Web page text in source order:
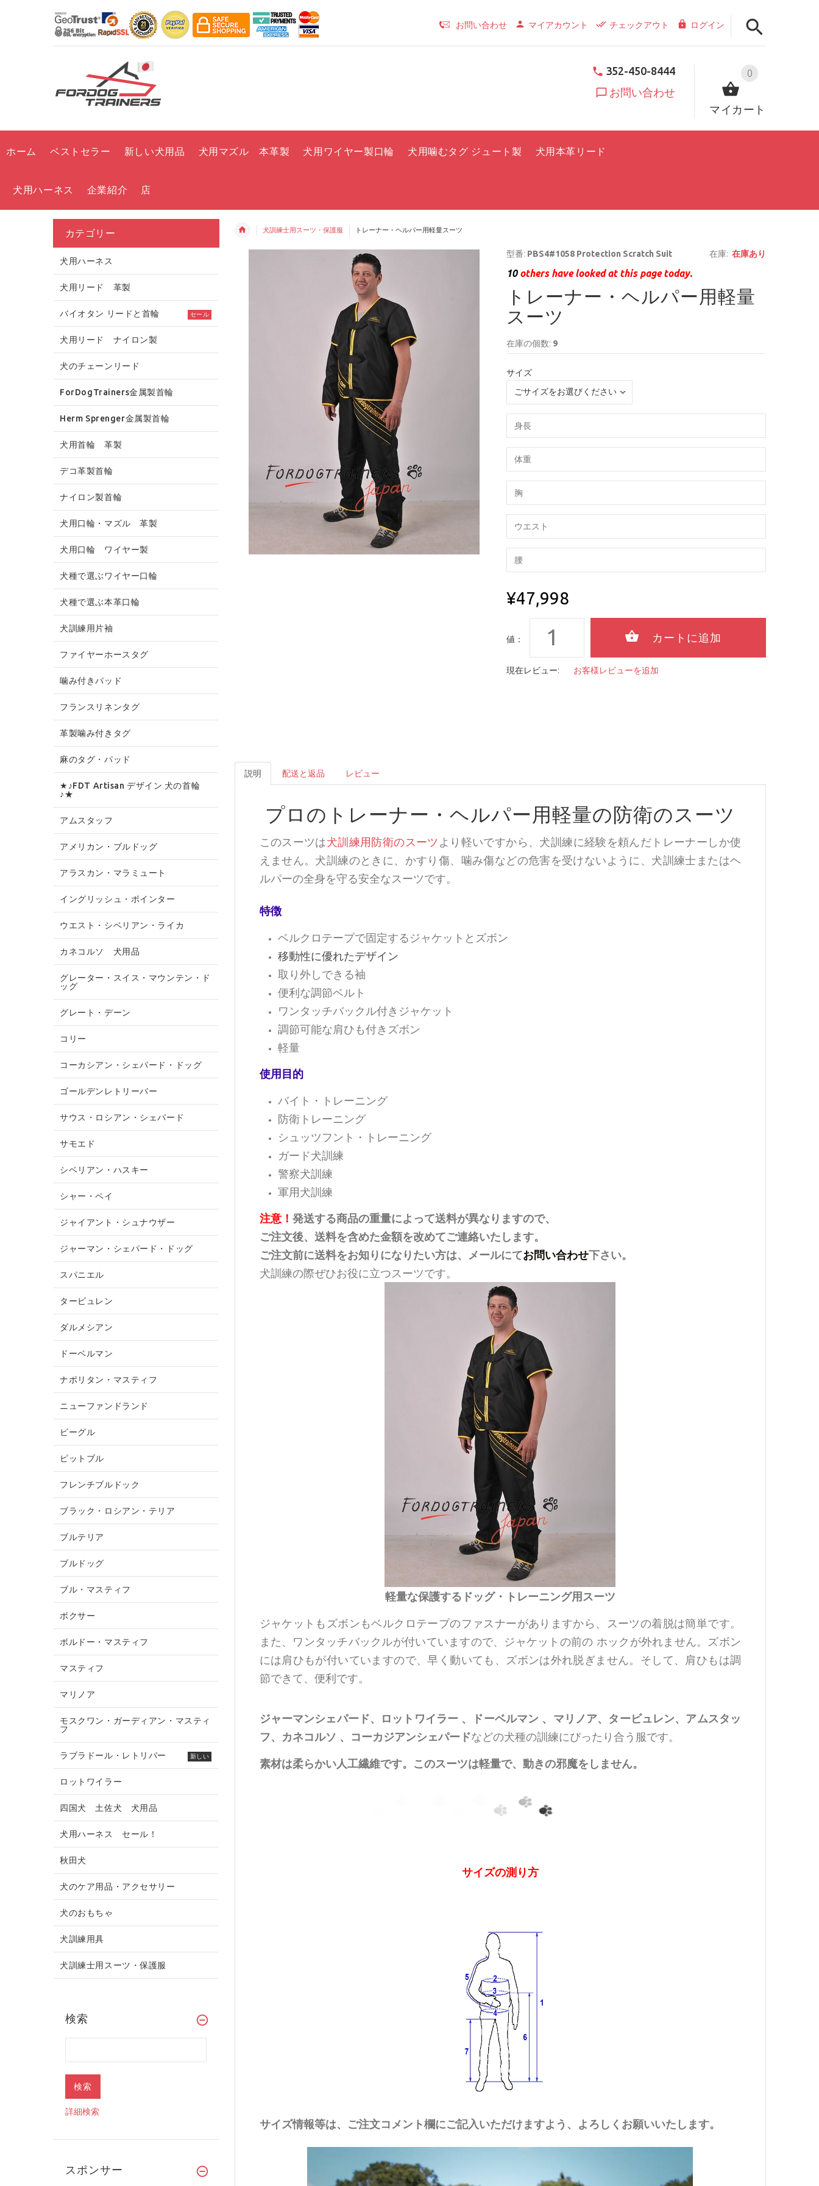
お問い合わせ マイアカウント チェックアウト ログイン
0
マイカート
352-450-8444
お問い合わせ
ホーム ベストセラー 新しい犬用品 犬用マズル 本革製 犬用ワイヤー製口輪 犬用噛むタグ ジュート製 犬用本革リード
犬用ハーネス 企業紹介 店
犬訓練士用スーツ・保護服 トレーナー・ヘルパー用軽量スーツ
型番: PBS4#1058 Protection Scratch Suit 在庫: 在庫あり
10others have looked at this page today.
トレーナー・ヘルパー用軽量
スーツ
在庫の個数: 9
サイズ
¥47,998
値：
現在レビュー: お客様レビューを追加
説明 配送と返品 レビュー
プロのトレーナー・ヘルパー用軽量の防衛のスーツ
このスーツは犬訓練用防衛のスーツ より軽いですから、犬訓練に経験を頼んだトレーナーしか使
えません。犬訓練のときに、かすり傷、噛み傷などの危害を受けないように、犬訓練士またはヘ
ルパーの全身を守る安全なスーツです。
特徴
ベルクロテープで固定するジャケットとズボン
移動性に優れたデザイン
取り外しできる袖
便利な調節ベルト
ワンタッチバックル付きジャケット
調節可能な肩ひも付きズボン
軽量
使用目的
バイト・トレーニング
防衛トレーニング
シュッツフント・トレーニング
ガード犬訓練
警察犬訓練
軍用犬訓練
注意！ 発送する商品の重量によって送料が異なりますので、
ご注文後、送料を含めた金額を改めてご連絡いたします。
ご注文前に送料をお知りになりたい方は、メールにてお問い合わせ下さい。
犬訓練の際ぜひお役に立つスーツです。
軽量な保護するドッグ・トレーニング用スーツ
ジャケットもズボンもベルクロテープのファスナーがありますから、スーツの着脱は簡単です。
また、ワンタッチバックルが付いていますので、ジャケットの前の ホックが外れません。ズボン
には肩ひもが付いていますので、早く動いても、ズボンは外れ脱ぎません。そして、肩ひもは調
節できて、便利です。
ジャーマンシェパード、ロットワイラー 、ドーベルマン 、マリノア、タービュレン、アムスタッ
フ、カネコルソ 、コーカジアンシェパードなどの犬種の訓練にぴったり合う服です。
素材は柔らかい人工繊維です。このスーツは軽量で、動きの邪魔をしません。
サイズの測り方
サイズ情報等は、ご注文コメント欄にご記入いただけますよう、よろしくお願いいたします。
カテゴリー
犬用ハーネス
犬用リード 革製
バイオタン リードと首輪 セール
犬用リード ナイロン製
犬のチェーンリード
ForDogTrainers金属製首輪
Herm Sprenger金属製首輪
犬用首輪 革製
デコ革製首輪
ナイロン製首輪
犬用口輪・マズル 革製
犬用口輪 ワイヤー製
犬種で選ぶワイヤー口輪
犬種で選ぶ本革口輪
犬訓練用片袖
ファイヤーホースタグ
噛み付きパッド
フランスリネンタグ
革製噛み付きタグ
麻のタグ・パッド
★♪FDT Artisan デザイン 犬の首輪
♪★
アムスタッフ
アメリカン・ブルドッグ
アラスカン・マラミュート
イングリッシュ・ポインター
ウエスト・シベリアン・ライカ
カネコルソ 犬用品
グレーター・スイス・マウンテン・ド
ッグ
グレート・デーン
コリー
コーカシアン・シェパード・ドッグ
ゴールデンレトリーバー
サウス・ロシアン・シェパード
サモエド
シベリアン・ハスキー
シャー・ペイ
ジャイアント・シュナウザー
ジャーマン・シェパード・ドッグ
スパニエル
タービュレン
ダルメシアン
ドーベルマン
ナポリタン・マスティフ
ニューファンドランド
ビーグル
ピットブル
フレンチブルドック
ブラック・ロシアン・テリア
ブルテリア
ブルドッグ
ブル・マスティフ
ボクサー
ボルドー・マスティフ
マスティフ
マリノア
モスクワン・ガーディアン・マスティ
フ
ラブラドール・レトリバー 新しい
ロットワイラー
四国犬 土佐犬 犬用品
犬用ハーネス セール！
秋田犬
犬のケア用品・アクセサリー
犬のおもちゃ
犬訓練用具
犬訓練士用スーツ・保護服
検索
詳細検索
スポンサー